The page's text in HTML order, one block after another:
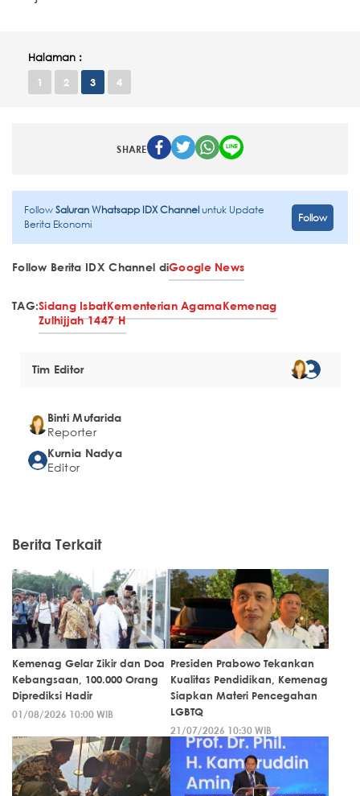
Halaman :
1 2 3 4
SHARE
FollowSaluran Whatsapp IDX Channeluntuk Update
Berita Ekonomi
Follow
Follow Berita IDX Channel diGoogle News
TAG:Sidang IsbatKementerian AgamaKemenag
Zulhijjah 1447 H
Tim Editor
Binti Mufarida
Reporter
Kurnia Nadya
Editor
Berita Terkait
Kemenag Gelar Zikir dan Doa
Kebangsaan, 100.000 Orang
Diprediksi Hadir
01/08/2026 10:00 WIB
Presiden Prabowo Tekankan
Kualitas Pendidikan, Kemenag
Siapkan Materi Pencegahan
LGBTQ
21/07/2026 10:30 WIB